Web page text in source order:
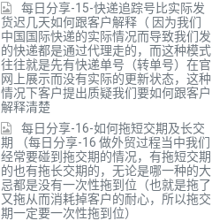
每日分享-15-快递追踪号比实际发
货迟几天如何跟客户解释（ 因为我们
中国国际快递的实际情况而导致我们发
的快递都是通过代理走的，而这种模式
往往就是先有快递单号（转单号）在官
网上展示而没有实际的更新状态，这种
情况下客户提出质疑我们要如何跟客户
解释清楚
每日分享-16-如何拖短交期及长交
期 （每日分享-16 做外贸过程当中我们
经常要碰到拖交期的情况，有拖短交期
的也有拖长交期的，无论是哪一种的大
忌都是没有一次性拖到位（也就是拖了
又拖从而消耗掉客户的耐心，所以拖交
期一定要一次性拖到位）